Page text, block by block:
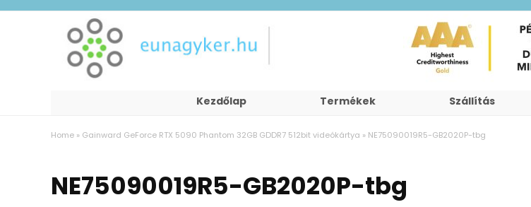
Kezdőlap Termékek Szállítás
Home » Gainward GeForce RTX 5090 Phantom 32GB GDDR7 512bit videókártya » NE75090019R5-GB2020P-tbg
NE75090019R5-GB2020P-tbg